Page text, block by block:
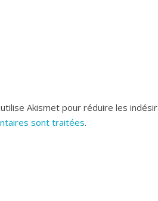
Akismet pour réduire les
sont traitées.